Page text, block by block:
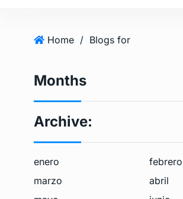
Home / Blogs for
Months
Archive:
enero
febrero
marzo
abril